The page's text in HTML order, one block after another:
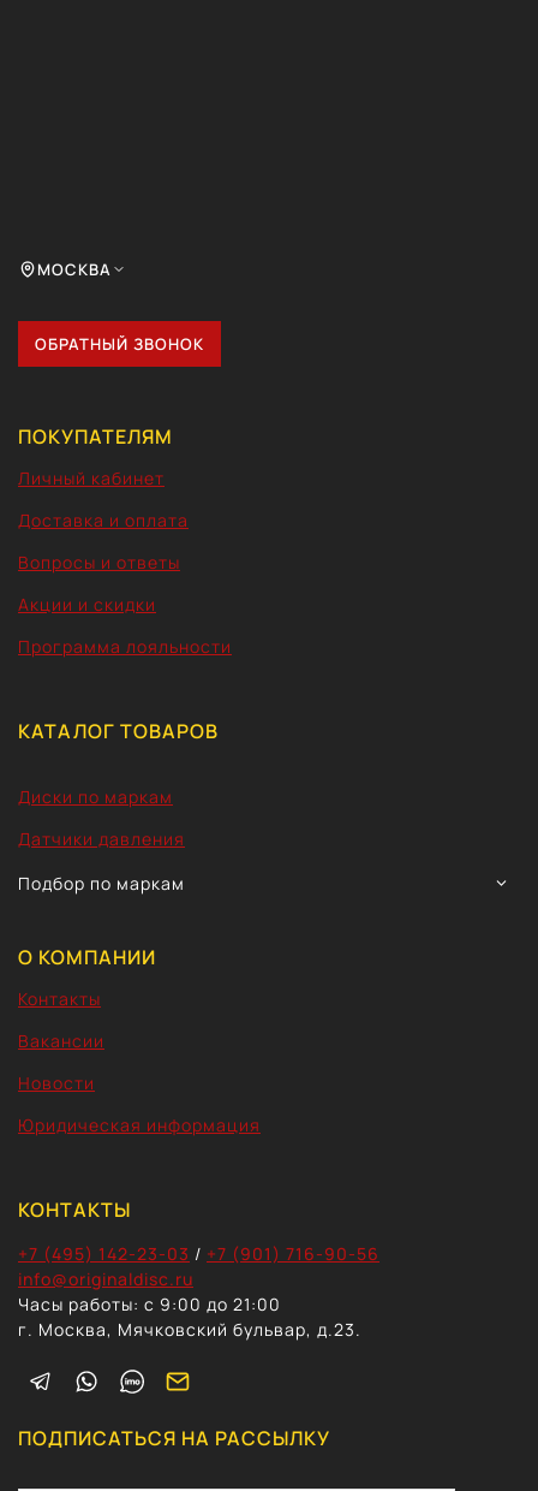
МОСКВА
ОБРАТНЫЙ ЗВОНОК
ПОКУПАТЕЛЯМ
Личный кабинет
Доставка и оплата
Вопросы и ответы
Акции и скидки
Программа лояльности
КАТАЛОГ ТОВАРОВ
Диски по маркам
Датчики давления
Подбор по маркам
О КОМПАНИИ
Контакты
Вакансии
Новости
Юридическая информация
КОНТАКТЫ
+7 (495) 142-23-03 / +7 (901) 716-90-56
info@originaldisc.ru
Часы работы: с 9:00 до 21:00
г. Москва, Мячковский бульвар, д.23.
ПОДПИСАТЬСЯ НА РАССЫЛКУ